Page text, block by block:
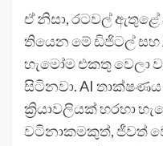
ඒ නිසා, රටවල්
තියෙන මේ ඩිජිටල් සහ
හැමෝම එකතු වෙලා
සිටිනවා. AI
ක්‍රියාවලියක් හරහා
වටිනාකමකුත්, ජීවත්